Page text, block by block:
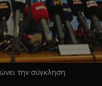
την σύγκληση